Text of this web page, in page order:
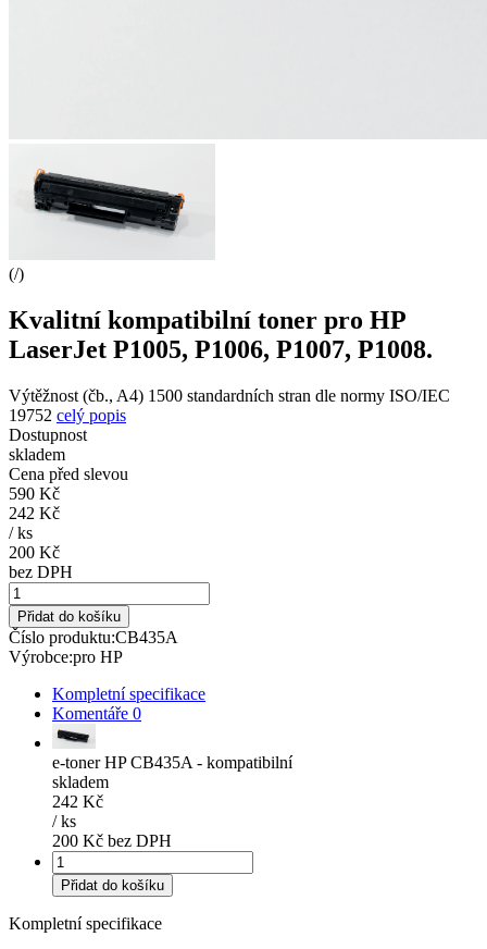
(/)
Kvalitní kompatibilní toner pro HP
LaserJet P1005, P1006, P1007, P1008.
Výtěžnost (čb., A4) 1500 standardních stran dle normy ISO/IEC
19752 celý popis
Dostupnost
skladem
Cena před slevou
590 Kč
242 Kč
/ks
200 Kč
bez DPH
Přidat do košíku
Číslo produktu:CB435A
Výrobce:pro HP
Kompletní specifikace
Komentáře 0
e-toner HP CB435A - kompatibilní
skladem
242 Kč
/ks
200 Kč bez DPH
Přidat do košíku
Kompletní specifikace